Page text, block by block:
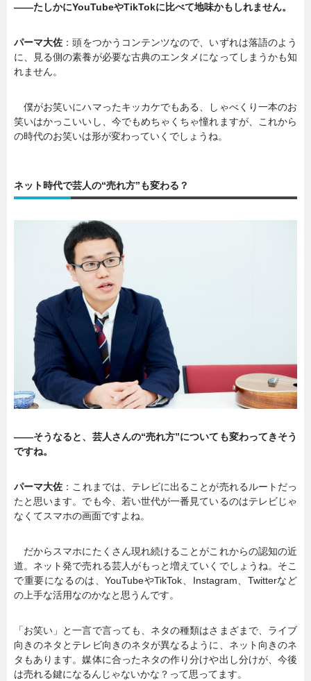
――たしかにYouTubeやTikTokに比べて地味かもしれません。
パーマ大佐 ：頭をつかうコンテンツなので、いずれは落語のよう
に、見る側の素養が必要な古典のエンタメになってしまうかも知
れません。
僕がお笑いにハマったキッカケでもある、しゃべくり一本のお
笑いはかっこいいし、今でもめちゃくちゃ憧れますが、これから
の時代のお笑いは形が変わっていくでしょうね。
ネット時代で芸人の“売れ方”も変わる？
――そうなると、芸人さんの“売れ方”についても変わってきそう
ですね。
パーマ大佐 ：これまでは、テレビに出ることが売れるルートだっ
たと思います。でも今、若い世代が一番見ているのはテレビじゃ
なくてスマホの画面ですよね。
だからスマホにたくさん現れ続けることがこれからの認知の近
道。ネット発で売れる芸人がもっと増えていくでしょうね。そこ
で重要になるのは、YouTubeやTikTok、Instagram、Twitterなど
の上手な活用なのかなと思うんです。
「お笑い」と一言で言っても、ネタの種類はさまざまで、ライブ
向きのネタとテレビ向きのネタが異なるように、ネット向きのネ
タもあります。媒体に合ったネタの作り分けや出し分けが、今後
は売れる鍵になるんじゃないかな？って思ってます。